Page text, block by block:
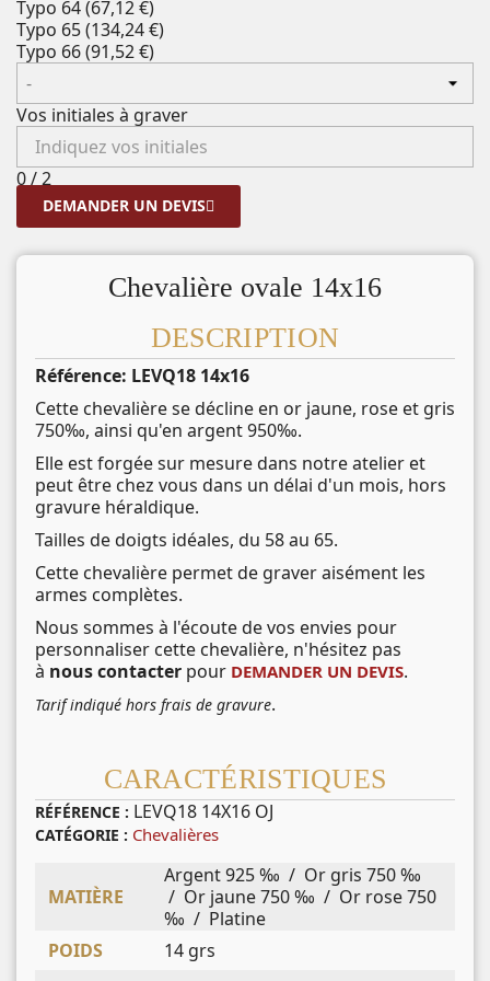
Typo 64(67,12 €)
Typo 65(134,24 €)
Typo 66(91,52 €)
Vos initiales à graver
0/2
DEMANDER UN DEVIS
Chevalière ovale 14x16
DESCRIPTION
Référence: LEVQ18 14x16
Cette chevalière se décline en or jaune, rose et gris
750‰, ainsi qu'en argent 950‰.
Elle est forgée sur mesure dans notre atelier et
peut être chez vous dans un délai d'un mois, hors
gravure héraldique.
Tailles de doigts idéales, du 58 au 65.
Cette chevalière permet de graver aisément les
armes complètes.
Nous sommes à l'écoute de vos envies pour
personnaliser cette chevalière, n'hésitez pas
à nous contacter pour DEMANDER UN DEVIS.
Tarif indiqué hors frais de gravure.
CARACTÉRISTIQUES
RÉFÉRENCE : LEVQ18 14X16 OJ
CATÉGORIE : Chevalières
MATIÈRE
Argent 925 ‰ / Or gris 750 ‰
/ Or jaune 750 ‰ / Or rose 750
‰ / Platine
POIDS
14 grs